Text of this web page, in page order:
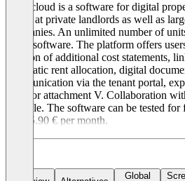
immocloud is a software for digital
aimed at private landlords as well as
companies. An unlimited number of
cloud software. The platform offers
creation of additional cost statements,
automatic rent allocation, digital
communication via the tenant portal,
EÜR or attachment V. Collaboration
possible. The software can be tested
from 5.90 € per month.
Global